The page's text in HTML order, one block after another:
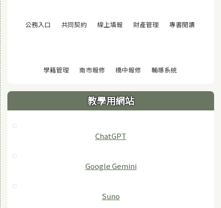
公務入口 (另開視窗)
共同契約(另開視窗)
線上填報 (另開視窗)
財產管理 (另開視窗)
專書閱讀
學籍管理(另開視窗)
南市報修(另開視窗)
橋中報修(另開視窗)
輔導系統(另開視窗)
教學用網站
ChatGPT
‎Google Gemini
Suno